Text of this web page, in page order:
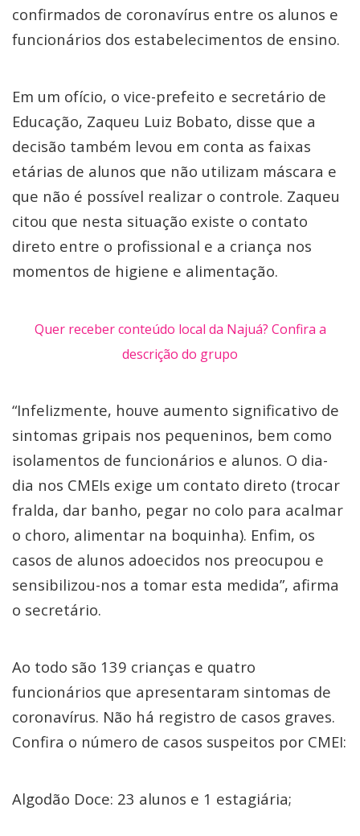
confirmados de coronavírus entre os alunos e
funcionários dos estabelecimentos de ensino.
Em um ofício, o vice-prefeito e secretário de
Educação, Zaqueu Luiz Bobato, disse que a
decisão também levou em conta as faixas
etárias de alunos que não utilizam máscara e
que não é possível realizar o controle. Zaqueu
citou que nesta situação existe o contato
direto entre o profissional e a criança nos
momentos de higiene e alimentação.
Quer receber conteúdo local da Najuá? Confira a
descrição do grupo
“Infelizmente, houve aumento significativo de
sintomas gripais nos pequeninos, bem como
isolamentos de funcionários e alunos. O dia-
dia nos CMEIs exige um contato direto (trocar
fralda, dar banho, pegar no colo para acalmar
o choro, alimentar na boquinha). Enfim, os
casos de alunos adoecidos nos preocupou e
sensibilizou-nos a tomar esta medida”, afirma
o secretário.
Ao todo são 139 crianças e quatro
funcionários que apresentaram sintomas de
coronavírus. Não há registro de casos graves.
Confira o número de casos suspeitos por CMEI:
Algodão Doce: 23 alunos e 1 estagiária;